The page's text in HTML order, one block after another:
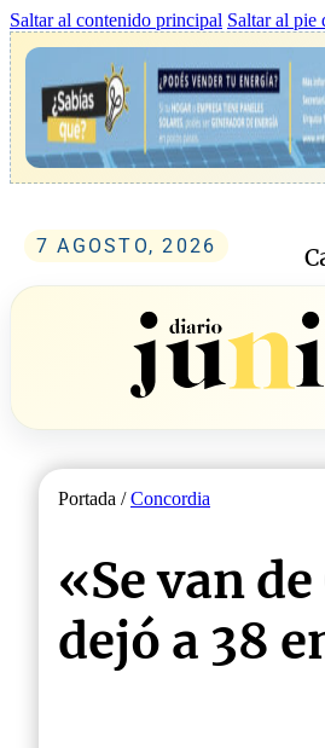
Saltar al contenido principal Saltar al pie
7 AGOSTO, 2026
Portada /Concordia
«Se van
dejó a 38